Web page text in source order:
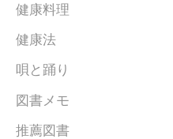
健康料理
健康法
唄と踊り
図書メモ
推薦図書